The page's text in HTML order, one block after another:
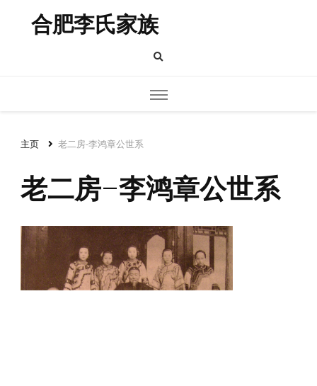
合肥李氏家族
主页 老二房-李鸿章公世系
老二房-李鸿章公世系